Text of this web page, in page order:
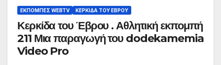
ΕΚΠΟΜΠΈΣ WEBTV ΚΕΡΚΊΔΑ ΤΟΥ ΈΒΡΟΥ
Κερκίδα του Έβρου . Αθλητική εκπομπή
211 Μια παραγωγή του dodekamemia
Video Pro